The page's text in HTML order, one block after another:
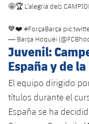
🤩🏆 L’alegria dels
💙❤️ #ForçaBarça
— Barça Hoquei
Juvenil:
España y de
El equipo dirigido
títulos durante el
España se ha